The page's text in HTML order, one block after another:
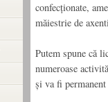
confecționate,
măiestrie de
Putem spune că
numeroase
și va fi